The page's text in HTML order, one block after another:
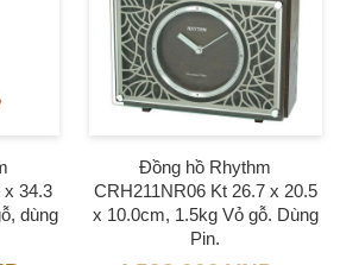
x 34.3
dùng
Đồng hồ Rhythm
CRH211NR06 Kt 26.7 x 20.5
x 10.0cm, 1.5kg Vỏ gỗ. Dùng
Pin.